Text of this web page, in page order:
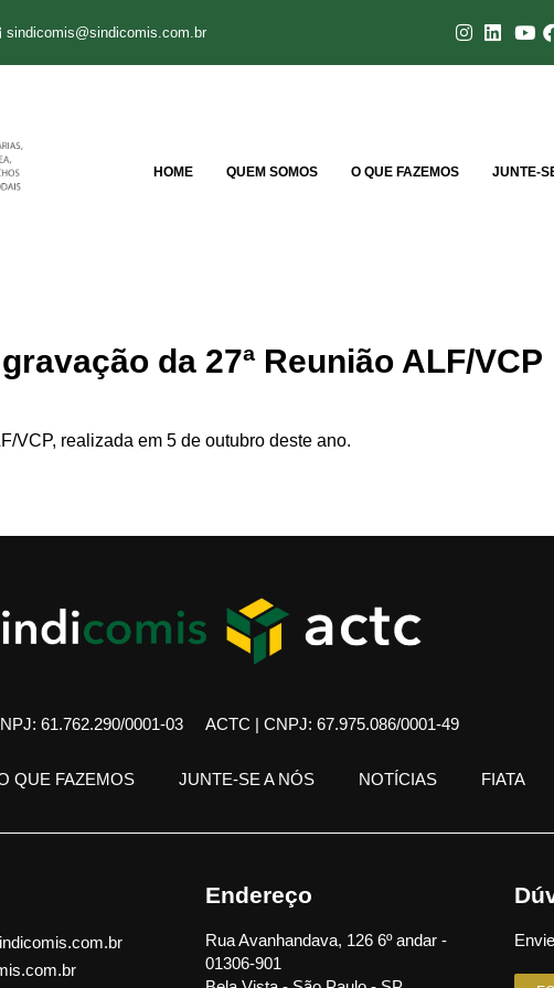
sindicomis@sindicomis.com.br
HOME QUEM SOMOS O QUE FAZEMOS JUNTE-
da 27ª Reunião ALF/VCP
VCP, realizada em 5 de outubro deste ano.
61.762.290/0001-03 ACTC | CNPJ: 67.975.086/0001-49
QUE FAZEMOS JUNTE-SE A NÓS NOTÍCIAS FIATA
Endereço
Rua Avanhandava, 126 6º andar -
01306-901